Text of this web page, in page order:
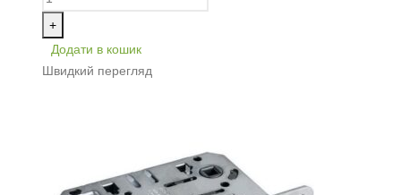
+
Додати в кошик
Швидкий перегляд